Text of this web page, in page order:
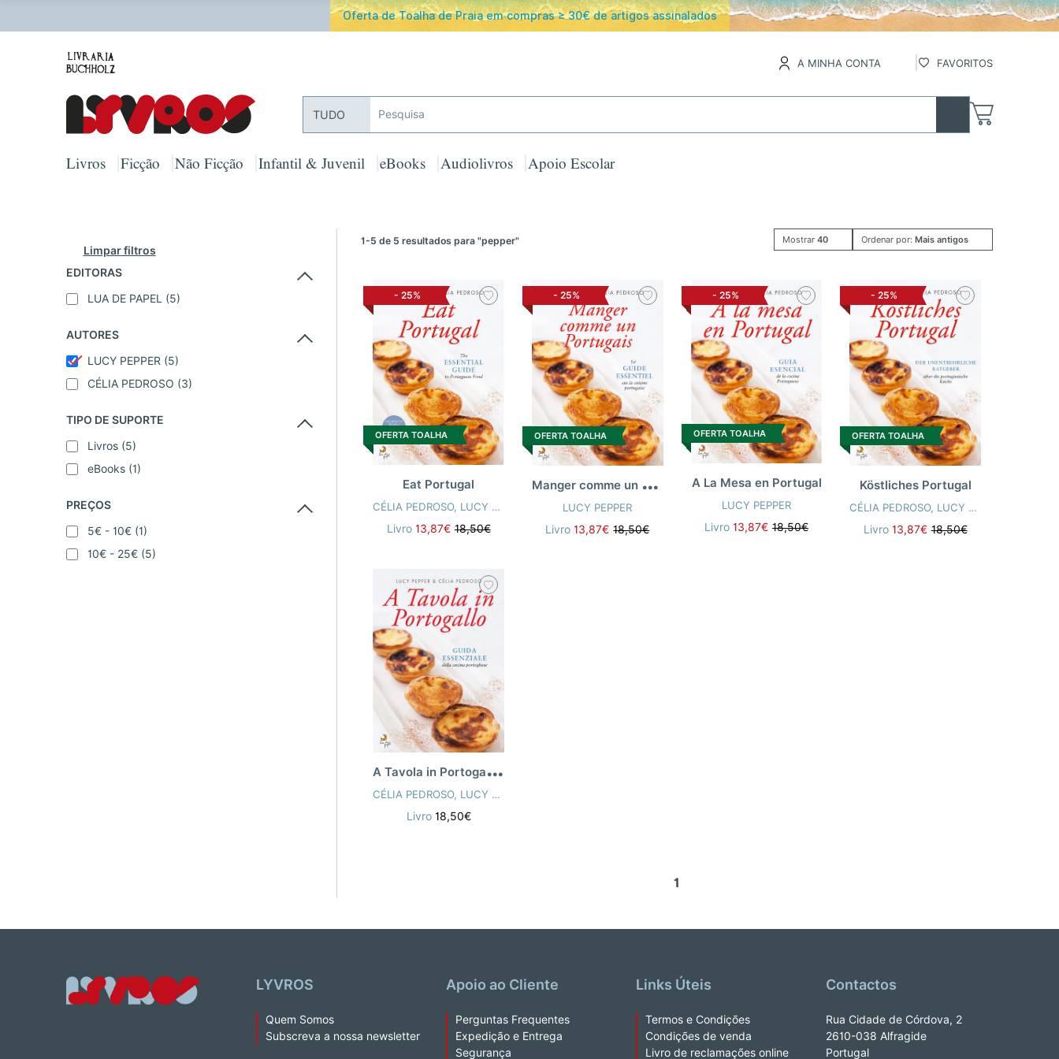
PORTES GRATUITOS em encomendas acima de 25€ para Portugal Continental
A MINHA CONTA FAVORITOS
TUDO
Livros Ficção Não Ficção Infantil & Juvenil eBooks Audiolivros Apoio Escolar
Limpar filtros
EDITORAS
LUA DE PAPEL (5)
AUTORES
LUCY PEPPER (5)
CÉLIA PEDROSO (3)
TIPO DE SUPORTE
Livros (5)
eBooks (1)
PREÇOS
5€ - 10€ (1)
10€ - 25€ (5)
1-5 de 5 resultadospara "pepper" Mostrar 40 Ordenar por: Mais antigos
- 25%
OFERTA TOALHA
Eat Portugal
CÉLIA PEDROSO, LUCY PEPPER
Livro 13,87€ 18,50€
- 25%
OFERTA TOALHA
M
anger comme un Portugais
LUCY PEPPER
Livro13,87€ 18,50€
- 25%
OFERTA TOALHA
A La Mesa en Portugal
LUCY PEPPER
Livro13,87€ 18,50€
- 25%
OFERTA TOALHA
Köstliches Portugal
CÉLIA PEDROSO, LUCY PEPPER
Livro 13,87€ 18,50€
A
Tavola in Portogallo (Eat Portugal - Italiano)
CÉLIA PEDROSO, LUCY PEPPER
Livro 18,50€
1
LYVROS
Quem Somos
Subscreva a nossa newsletter
Apoio ao Cliente
Perguntas Frequentes
Expedição e Entrega
Segurança
Links Úteis
Termos e Condições
Condições de venda
Livro de reclamações online
Contactos
Rua Cidade de Córdova, 2
2610-038 Alfragide
Portugal